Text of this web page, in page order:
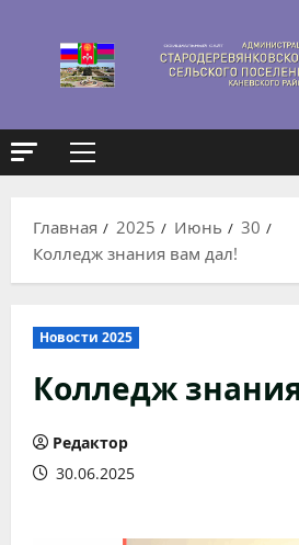
содержимому
Основное
Главная
2025 Июнь
30
Колледж знания вам дал!
Новости 2025
Колледж
Редактор
30.06.2025